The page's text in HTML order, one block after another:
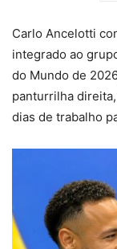
Carlo Ancelotti
integrado ao
do Mundo de
panturrilha
dias de trabalho